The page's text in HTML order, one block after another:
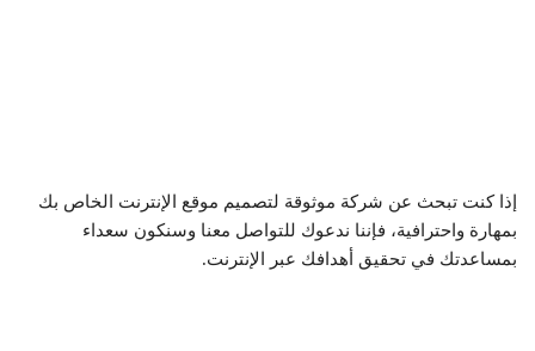
إذا كنت تبحث عن شركة موثوقة لتصميم موقع الإنترنت الخاص بك
بمهارة واحترافية، فإننا ندعوك للتواصل معنا وسنكون سعداء
بمساعدتك في تحقيق أهدافك عبر الإنترنت.